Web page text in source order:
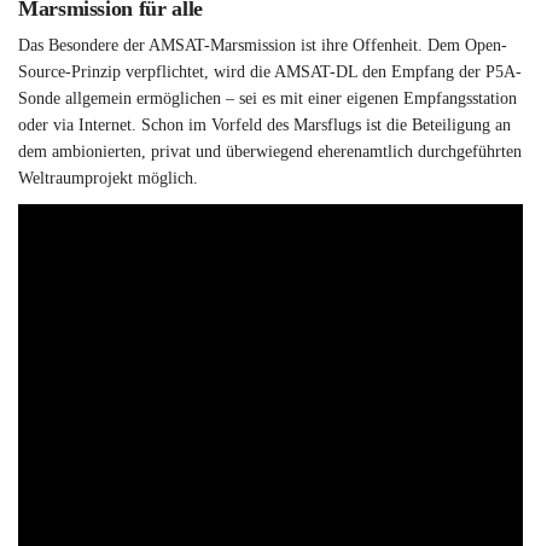
Marsmission für alle
Das Besondere der AMSAT-Marsmission ist ihre Offenheit. Dem Open-
Source-Prinzip verpflichtet, wird die AMSAT-DL den Empfang der P5A-
Sonde allgemein ermöglichen – sei es mit einer eigenen Empfangsstation
oder via Internet. Schon im Vorfeld des Marsflugs ist die Beteiligung an
dem ambionierten, privat und überwiegend eherenamtlich durchgeführten
Weltraumprojekt möglich.